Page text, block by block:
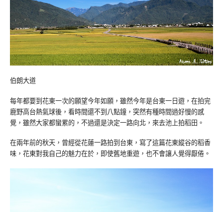
伯朗大道
每年都要到花東一次的願望今年如願，雖然今年是台東一日遊，在拍完
鹿野高台熱氣球後，看時間還不到八點鐘，突然有種時間過好慢的感
覺，雖然大家都蠻累的，不過還是決定一路向北，來去池上拍稻田。
在兩年前的秋天，曾經從花蓮一路拍到台東，寫了這篇花東縱谷的稻香
味，花東對我自己的魅力在於，即使舊地重遊，也不會讓人覺得厭倦。